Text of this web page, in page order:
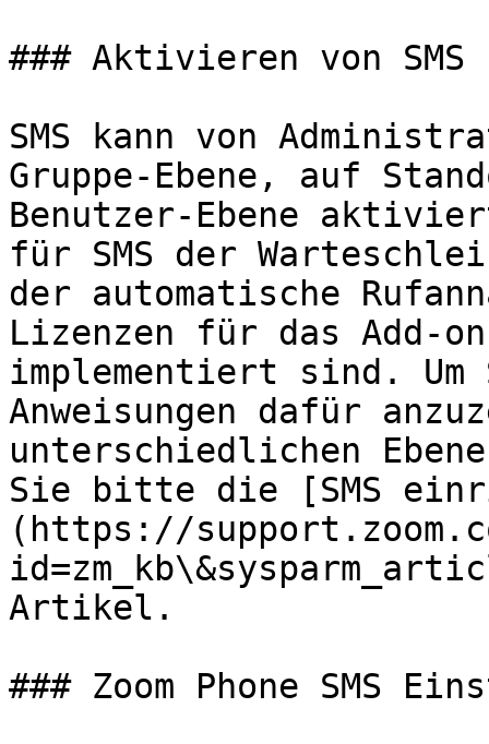
### Aktivieren von SMS
SMS kann von
Gruppe-Ebene, auf
Benutzer-Ebene
für SMS der
der automatische
Lizenzen für das Add-on
implementiert sind.
Anweisungen dafür
unterschiedlichen
Sie bitte die [SMS
(https://
Artikel.
### Zoom Phone SMS